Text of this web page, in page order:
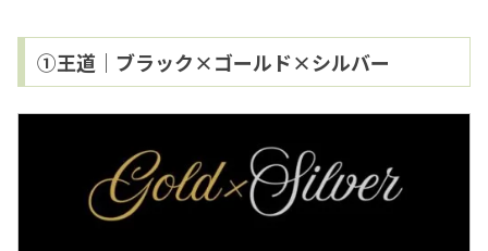
①王道｜ブラック×ゴールド×シルバー